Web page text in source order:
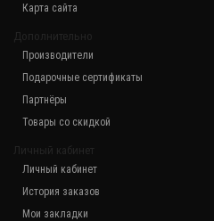
Карта сайта
Дополнительно
Производители
Подарочные сертификаты
Партнёры
Товары со скидкой
Личный кабинет
Личный кабинет
История заказов
Мои закладки